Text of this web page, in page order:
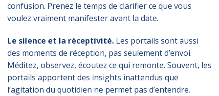
confusion. Prenez le temps de clarifier ce que vous
voulez vraiment manifester avant la date.
Le silence et la réceptivité. Les portails sont aussi
des moments de réception, pas seulement d’envoi.
Méditez, observez, écoutez ce qui remonte. Souvent, les
portails apportent des insights inattendus que
l’agitation du quotidien ne permet pas d’entendre.